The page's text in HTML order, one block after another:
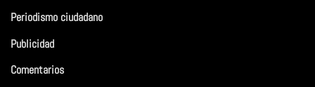
Periodismo ciudadano
Publicidad
Comentarios